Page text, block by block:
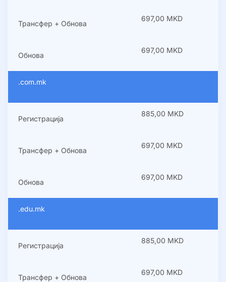
Трансфер + Обнова
697,00 MKD
Обнова
697,00 MKD
.com.mk
Регистрација
885,00 MKD
Трансфер + Обнова
697,00 MKD
Обнова
697,00 MKD
.edu.mk
Регистрација
885,00 MKD
Трансфер + Обнова
697,00 MKD